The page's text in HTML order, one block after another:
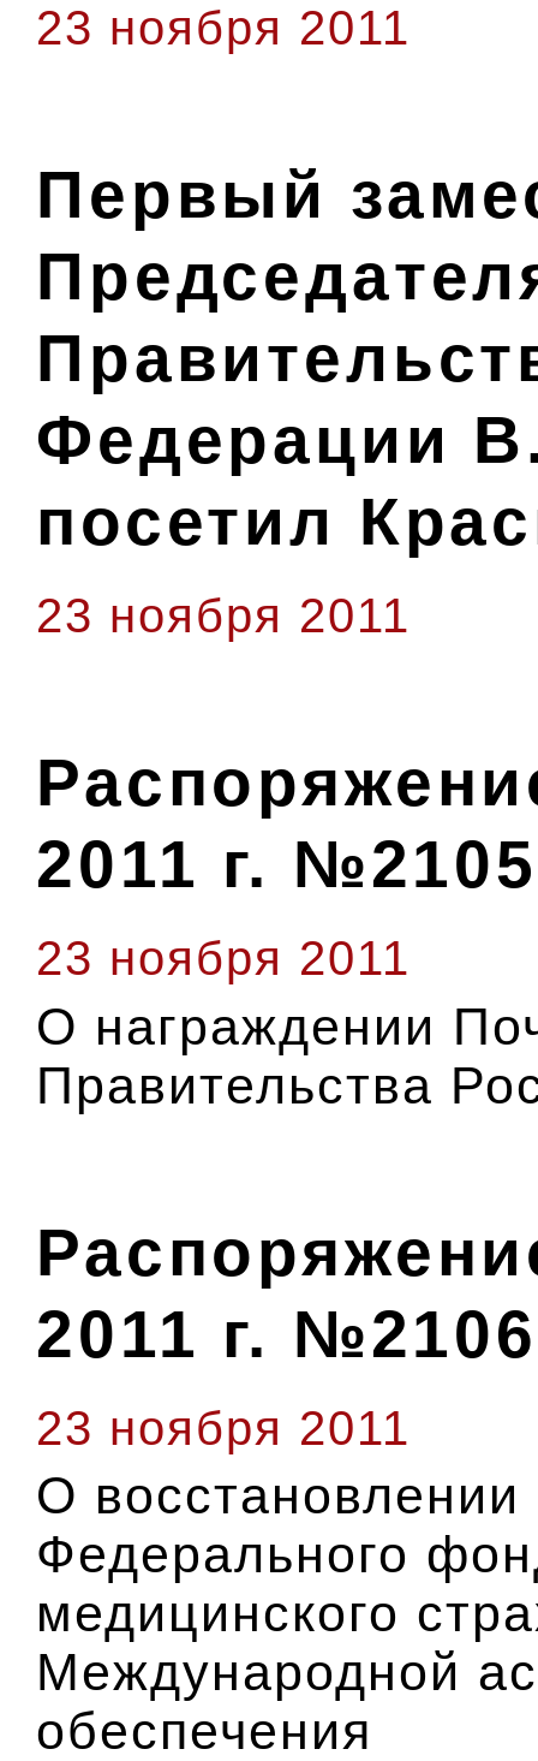
23 ноября 2011
Первый
Федерации
посетил
23 ноября 2011
2011 г.
23 ноября 2011
O награждении
Правительства
2011 г.
23 ноября 2011
О восстановлении
Федерального
медицинского
Международной
обеспечения